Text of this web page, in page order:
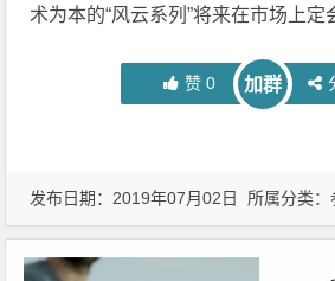
术为本的“风云系列”将来在市场上定
赞 0 加群
发布日期：2019年07月02日 所属分类：